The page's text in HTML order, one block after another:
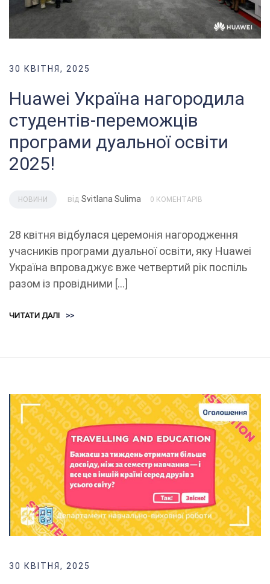
30 КВІТНЯ, 2025
Huawei Україна нагородила
студентів-переможців
програми дуальної освіти
2025!
НОВИНИ від Svitlana Sulima 0 КОМЕНТАРІВ
28 квітня відбулася церемонія нагородження
учасників програми дуальної освіти, яку Huawei
Україна впроваджує вже четвертий рік поспіль
разом із провідними […]
ЧИТАТИ ДАЛІ >>
30 КВІТНЯ, 2025